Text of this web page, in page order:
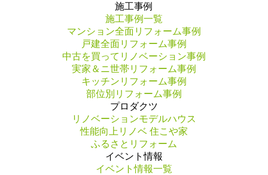
施工事例
施工事例一覧
マンション全面リフォーム事例
戸建全面リフォーム事例
中古を買ってリノベーション事例
実家＆ニ世帯リフォーム事例
キッチンリフォーム事例
部位別リフォーム事例
プロダクツ
リノベーションモデルハウス
性能向上リノベ 住こや家
ふるさとリフォーム
イベント情報
イベント情報一覧